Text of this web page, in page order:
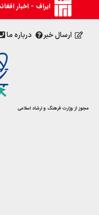
ایراف - اخبار
ارسال خبر درباره ما
مجوز از وزارت فرهنگ و ارشاد اسلامی